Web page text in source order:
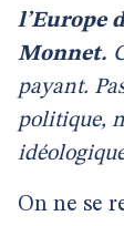
l’Europe
Monnet.
payant.
politique,
On ne se